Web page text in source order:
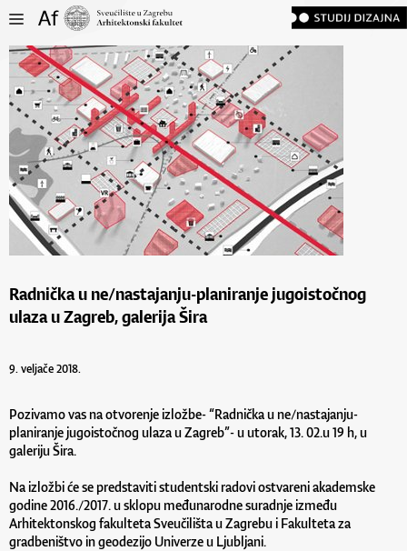
Radnička u ne/nastajanju-planiranje jugoistočnog
ulaza u Zagreb, galerija Šira
9. veljače 2018.
Pozivamo vas na otvorenje izložbe- “Radnička u ne/nastajanju-
planiranje jugoistočnog ulaza u Zagreb”- u utorak, 13. 02.u 19 h, u
galeriju Šira.
Na izložbi će se predstaviti studentski radovi ostvareni akademske
godine 2016./2017. u sklopu međunarodne suradnje između
Arhitektonskog fakulteta Sveučilišta u Zagrebu i Fakulteta za
gradbeništvo in geodezijo Univerze u Ljubljani.